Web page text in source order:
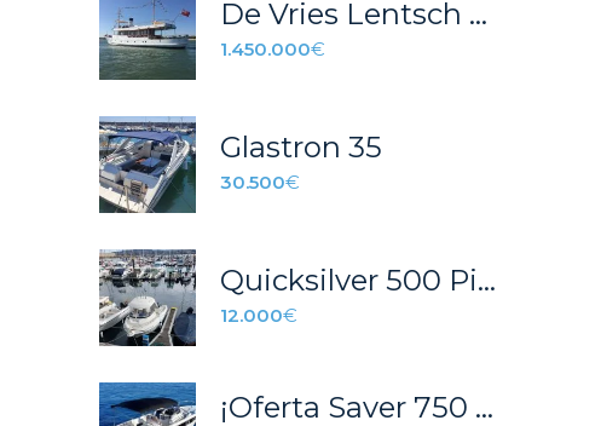
De Vries Lentsch 26
1.450.000€
Glastron 35
30.500€
Quicksilver 500 Pilothouse
12.000€
¡Oferta Saver 750 wa!